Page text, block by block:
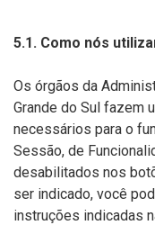
5.1. Como nós
Os órgãos da
Grande do Sul fazem
necessários para o
Sessão, de
desabilitados nos
ser indicado, você
instruções indicadas